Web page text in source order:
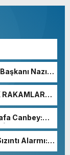
Nazım
RAKAMLARA
Canbey:
toplumun
Alarmı: